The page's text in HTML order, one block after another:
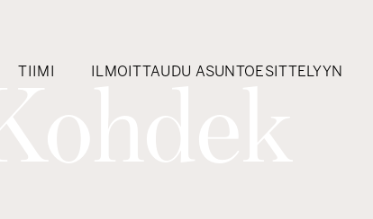
TIIMI ILMOITTAUDU ASUNTOESITTELYYN